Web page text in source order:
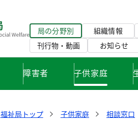
局の分野別 組織情報
刊行物・動画
お知らせ
障害者 子供家庭
福祉局トップ 子供家庭 相談窓口